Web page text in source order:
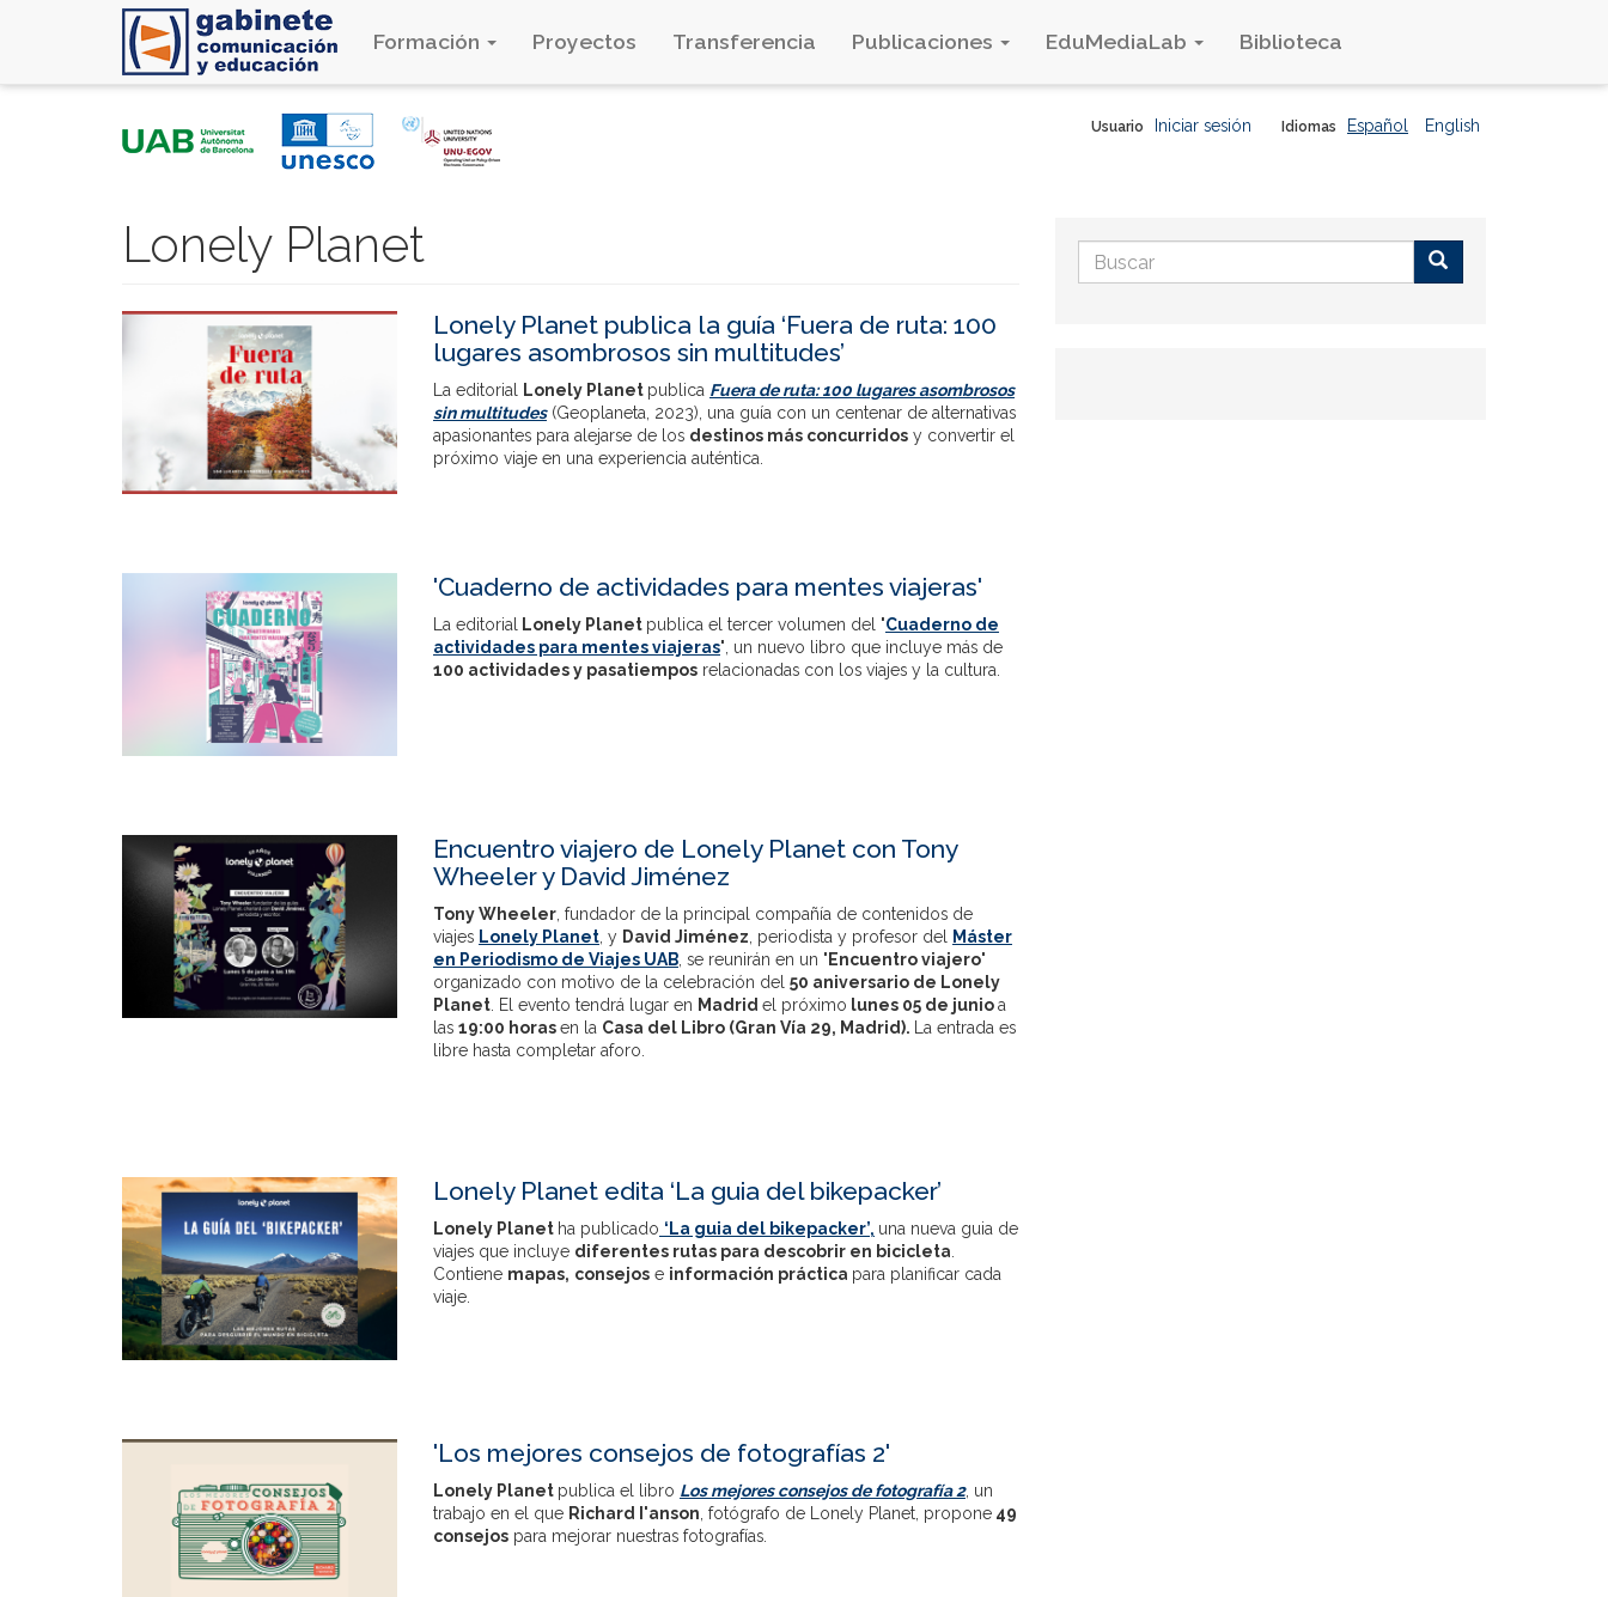
Formación Proyectos Transferencia Publicaciones EduMediaLab Biblioteca
Idiomas Español English
Usuario Iniciar sesión
Lonely Planet
Lonely Planet publica la guía ‘Fuera de ruta: 100
lugares asombrosos sin multitudes’
La editorial Lonely Planet publica Fuera deruta: 100 lugares asombrosos
sin multitudes (Geoplaneta, 2023) , una guía con un centenar de alternativas
apasionantes para alejarse de los destinos más concurridosy convertir el
próximo viaje en una experiencia auténtica.
'Cuaderno de actividades para mentes viajeras'
La editorial Lonely Planet publica el tercer volumen del 'Cuaderno de
actividades para mentes viajeras' , un nuevo libro que incluye más de
100 actividades y pasatiemposrelacionadas con los viajes y la cultura.
Encuentro viajero de Lonely Planet con Tony
Wheeler y David Jiménez
Tony Wheeler, fundador de la principal compañía de contenidos de
viajes Lonely Planet, y David Jiménez, periodista y profesor del Máster
en Periodismo de Viajes UAB, se reunirán en un 'Encuentro viajero'
organizado con motivo de la celebración del 50 aniversario de Lonely
Planet. El evento tendrá lugar en Madrid el próximo lunes 05 de junioa
las 19:00 horasen la Casa del Libro (Gran Vía 29, Madrid). La entrada es
libre hasta completar aforo.
Lonely Planet edita ‘La guia del bikepacker’
Lonely Planet ha publicado ‘La guia del bikepacker’, una nueva guia de
viajes que incluye diferentes rutas para descobrir en bicicleta.
Contiene mapas, consejose información práctica para planificar cada
viaje.
'Los mejores consejos de fotografías 2'
Lonely Planet publica el libro Los mejores consejos de fotografía 2, un
trabajo en el que Richard I'anson, fotógrafo de Lonely Planet, propone49
consejospara mejorar nuestras fotografías.
Formulario
de